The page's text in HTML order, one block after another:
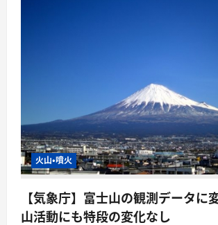
火山・噴火
【気象庁】富士山の観測データに
山活動にも特段の変化なし